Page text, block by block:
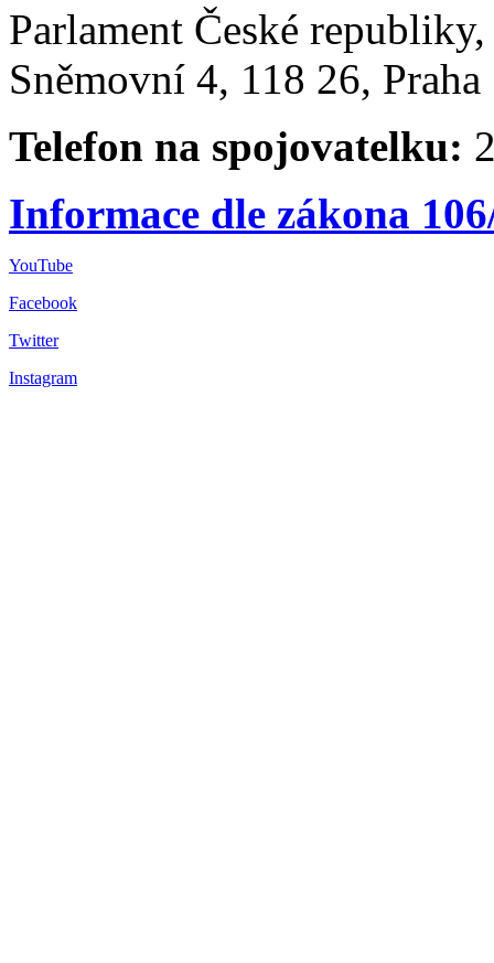
Parlament České
Sněmovní 4, 118 26,
Telefon na spojovatelku:
Informace dle zákona
YouTube
Facebook
Twitter
Instagram